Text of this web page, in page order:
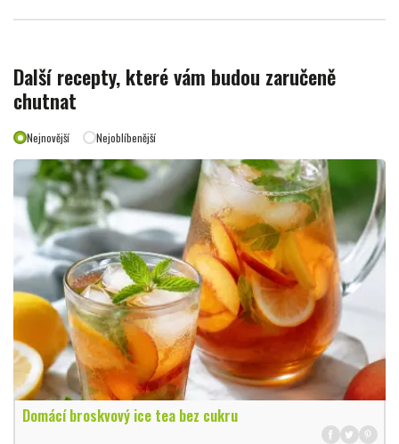
Další recepty, které vám budou zaručeně
chutnat
Nejnovější Nejoblíbenější
Domácí broskvový ice tea bez cukru